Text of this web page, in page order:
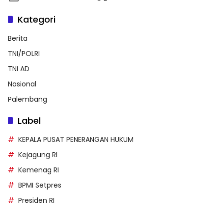
Kategori
Berita
TNI/POLRI
TNI AD
Nasional
Palembang
Label
KEPALA PUSAT PENERANGAN HUKUM
Kejagung RI
Kemenag RI
BPMI Setpres
Presiden RI